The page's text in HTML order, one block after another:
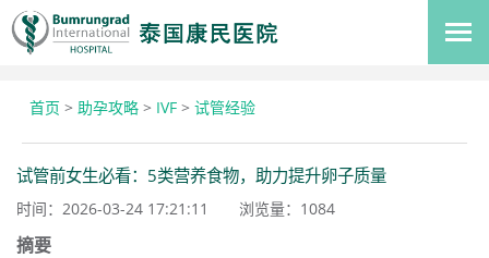
首页 > 助孕攻略 > IVF > 试管经验
试管前女生必看：5类营养食物，助力提升卵子质量
时间：2026-03-24 17:21:11 浏览量： 1084
摘要